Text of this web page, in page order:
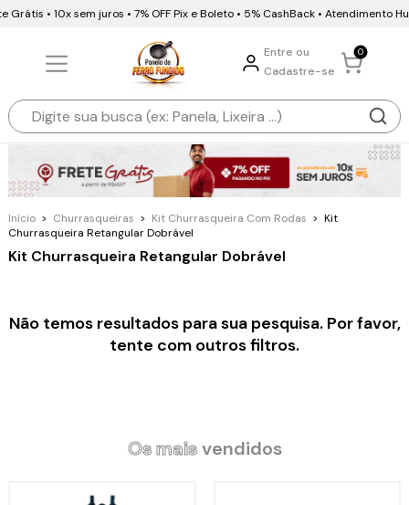
Grátis • 10x sem juros • 7% OFF Pix e Boleto • 5% CashBack • Atendimento
Entre ou
Cadastre-se
0
Início > Churrasqueiras > Kit Churrasqueira Com Rodas > Kit
Churrasqueira Retangular Dobrável
Kit Churrasqueira Retangular Dobrável
Não temos resultados para sua pesquisa. Por favor,
tente com outros filtros.
Os maisvendidos